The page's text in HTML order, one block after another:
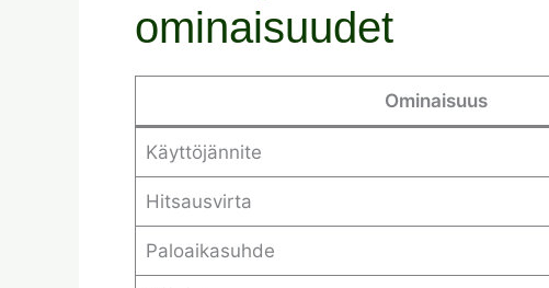
ominaisuudet
Ominaisuus
Käyttöjännite
Hitsausvirta
Paloaikasuhde